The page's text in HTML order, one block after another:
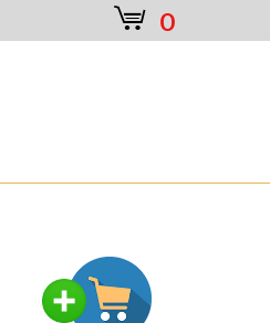
e 0